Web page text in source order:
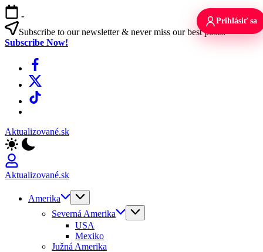
Skip
to
content
-
Subscribe to our newsletter & never miss our best posts.
Subscribe Now!
Facebook
X
TikTok
Aktualizované.sk
Aktualizované.sk
Amerika
Severná Amerika
USA
Mexiko
Južná Amerika
Prihlásiť sa